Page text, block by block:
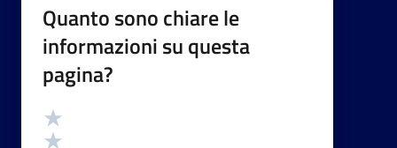
Quanto sono chiare le
informazioni su questa
pagina?
Valutazione